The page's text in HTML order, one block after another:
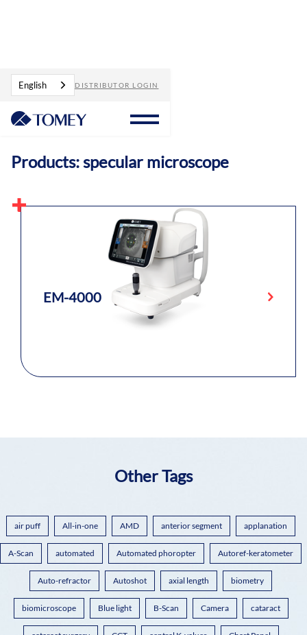
English DISTRIBUTOR LOGIN
Products specular microscope
Products: specular microscope
EM-4000
Other Tags
air puff All-in-one AMD anterior segment applanation
A-Scan automated Automated phoropter Autoref-keratometer
Auto-refractor Autoshot axial length biometry
biomicroscope Blue light B-Scan Camera cataract